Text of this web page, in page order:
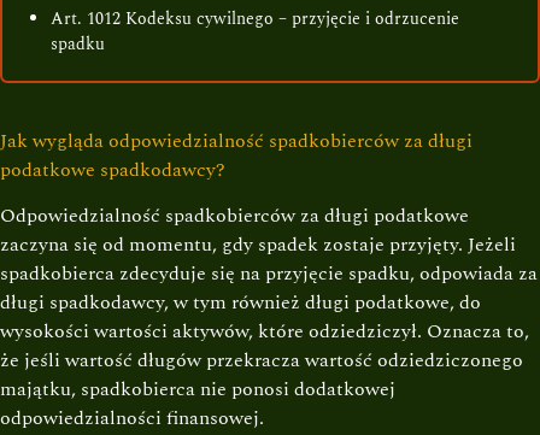
Art. 1012 Kodeksu cywilnego – przyjęcie i odrzucenie
spadku
Jak wygląda odpowiedzialność spadkobierców za długi
podatkowe spadkodawcy?
Odpowiedzialność spadkobierców za długi podatkowe
zaczyna się od momentu, gdy spadek zostaje przyjęty. Jeżeli
spadkobierca zdecyduje się na przyjęcie spadku, odpowiada za
długi spadkodawcy, w tym również długi podatkowe, do
wysokości wartości aktywów, które odziedziczył. Oznacza to,
że jeśli wartość długów przekracza wartość odziedziczonego
majątku, spadkobierca nie ponosi dodatkowej
odpowiedzialności finansowej.